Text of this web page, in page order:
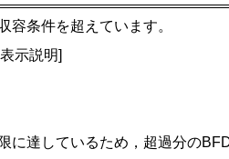
容条件を超えています。
示説明]
に達しているため，超過分の